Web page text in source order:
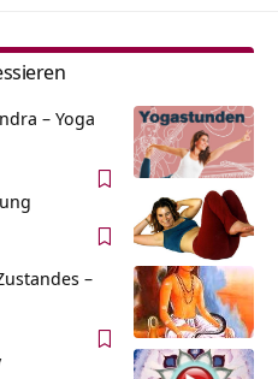
– Yoga
–